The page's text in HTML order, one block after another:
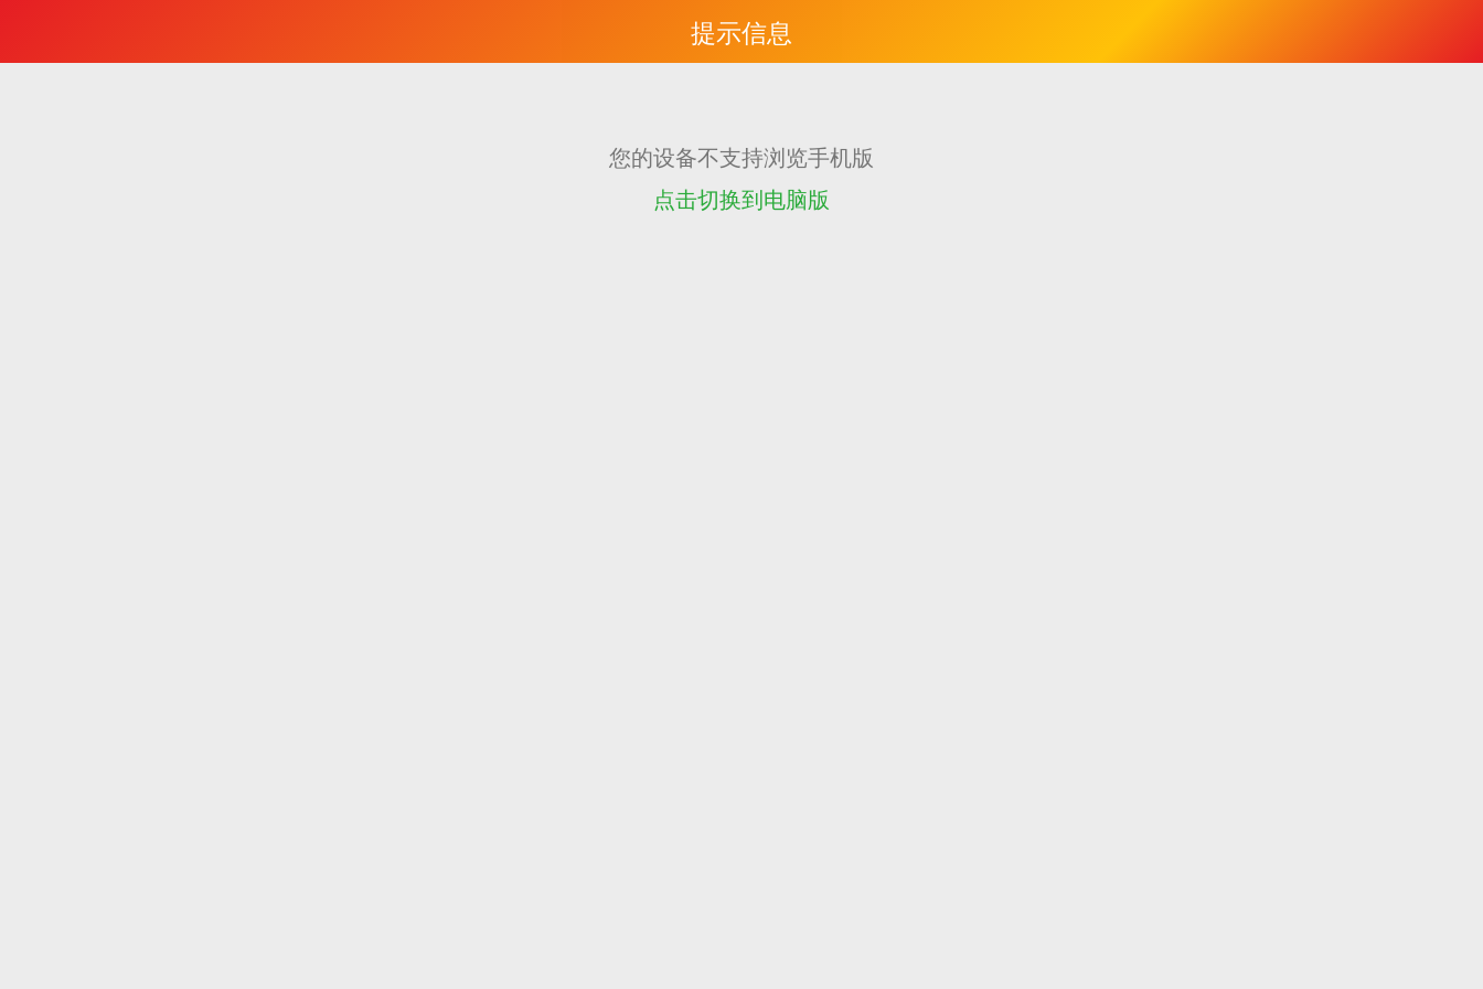
提示信息
您的设备不支持浏览手机版
点击切换到电脑版